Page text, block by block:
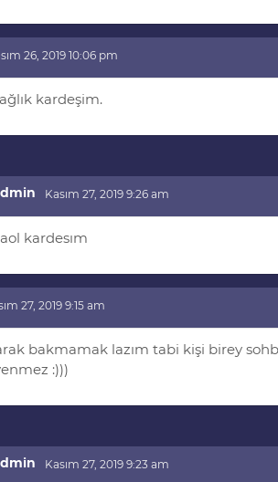
26, 2019 10:06 pm
kardeşim.
Kasım 27, 2019 9:26 am
kardesım
27, 2019 9:15 am
bakmamak lazım tabi kişi birey
:)))
Kasım 27, 2019 9:23 am